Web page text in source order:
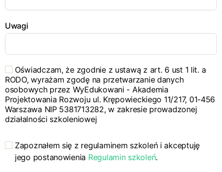
Uwagi
Oświadczam, że zgodnie z ustawą z art. 6 ust 1 lit. a
RODO, wyrażam zgodę na przetwarzanie danych
osobowych przez WyEdukowani - Akademia
Projektowania Rozwoju ul. Krępowieckiego 11/217, 01-456
Warszawa NIP 5381713282, w zakresie prowadzonej
działalności szkoleniowej
Zapoznałem się z regulaminem szkoleń i akceptuję
jego postanowienia Regulamin szkoleń.